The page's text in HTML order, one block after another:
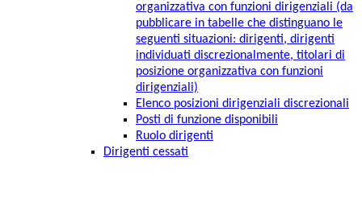
organizzativa con funzioni dirigenziali (da
pubblicare in tabelle che distinguano le
seguenti situazioni: dirigenti, dirigenti
individuati discrezionalmente, titolari di
posizione organizzativa con funzioni
dirigenziali)
Elenco posizioni dirigenziali discrezionali
Posti di funzione disponibili
Ruolo dirigenti
Dirigenti cessati